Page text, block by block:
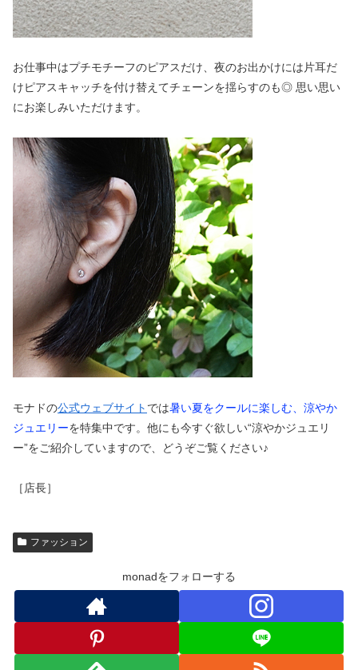
お仕事中はプチモチーフのピアスだけ、夜のお出かけには片耳だ
けピアスキャッチを付け替えてチェーンを揺らすのも◎ 思い思い
にお楽しみいただけます。
モナドの公式ウェブサイト では暑い夏をクールに楽しむ、涼やか
ジュエリーを特集中です。他にも今すぐ欲しい“涼やかジュエリ
ー”をご紹介していますので、どうぞご覧ください♪
［店長］
ファッション
monadをフォローする